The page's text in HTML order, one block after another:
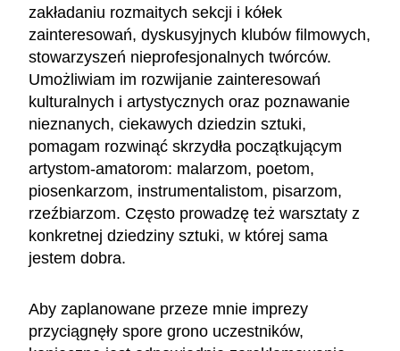
zakładaniu rozmaitych sekcji i kółek
zainteresowań, dyskusyjnych klubów filmowych,
stowarzyszeń nieprofesjonalnych twórców.
Umożliwiam im rozwijanie zainteresowań
kulturalnych i artystycznych oraz poznawanie
nieznanych, ciekawych dziedzin sztuki,
pomagam rozwinąć skrzydła początkującym
artystom-amatorom: malarzom, poetom,
piosenkarzom, instrumentalistom, pisarzom,
rzeźbiarzom. Często prowadzę też warsztaty z
konkretnej dziedziny sztuki, w której sama
jestem dobra.
Aby zaplanowane przeze mnie imprezy
przyciągnęły spore grono uczestników,